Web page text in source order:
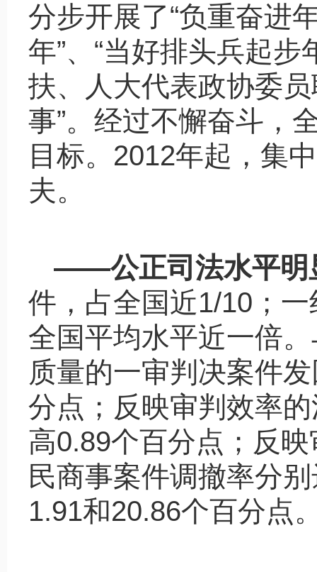
分步开展了“负重奋进
年”、 “当好排头兵起步
扶、人大代表政协委
事”。经过不懈奋斗，
目标。 2012年起，集
夫。
——公正司法水平明
件，占全国近1/10 ；
全国平均水平近一倍
质量的一审判决案件
分点；反映审判效率
高0.89个百分点；反
民商事案件调撤率分
1.91和20.86个百分点